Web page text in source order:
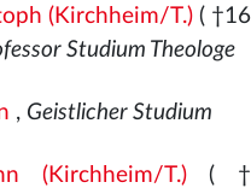
(Kirchheim/T.)(
Studium Theologe
, Geistlicher Studium
(Kirchheim/T.)(